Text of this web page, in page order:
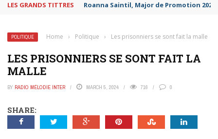
LES GRANDS TITTRES Roanna Saintil, Major de Promotion
POLITIQUE Home › Politique › Les prisonniers se sont fait la malle
LES PRISONNIERS SE SONT FAIT LA
MALLE
BY RADIO MÉLODIE INTER MARCH 5, 2024 716 0
SHARE: